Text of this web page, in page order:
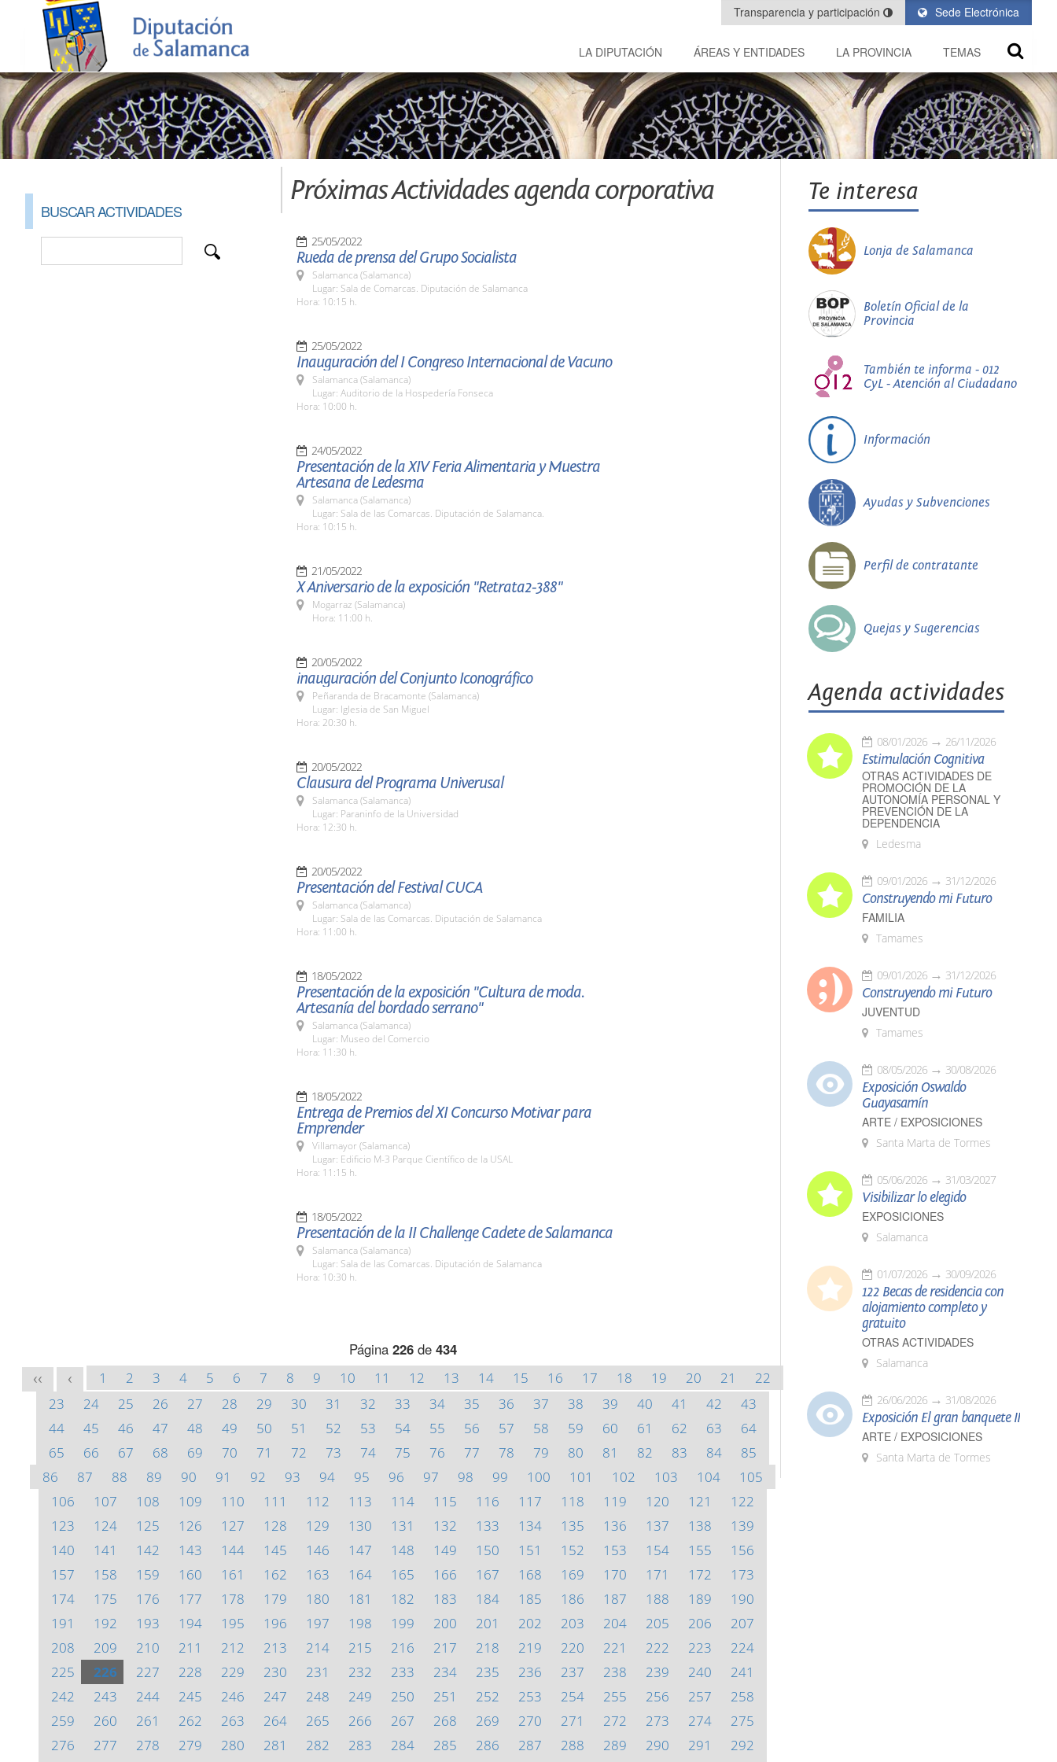
Sede Electrónica
Transparencia y participación
LA DIPUTACIÓN ÁREAS Y ENTIDADES LA PROVINCIA TEMAS
BUSCAR ACTIVIDADES
Próximas Actividades agenda corporativa
25/05/2022
Rueda de prensa del Grupo Socialista
Salamanca (Salamanca)
Lugar: Sala de Comarcas. Diputación de Salamanca
Hora: 10:15 h.
25/05/2022
Inauguración del I Congreso Internacional de Vacuno
Salamanca (Salamanca)
Lugar: Auditorio de la Hospedería Fonseca
Hora: 10:00 h.
24/05/2022
Presentación de la XIV Feria Alimentaria y Muestra
Artesana de Ledesma
Salamanca (Salamanca)
Lugar: Sala de las Comarcas. Diputación de Salamanca.
Hora: 10:15 h.
21/05/2022
X Aniversario de la exposición "Retrata2-388"
Mogarraz (Salamanca)
Hora: 11:00 h.
20/05/2022
inauguración del Conjunto Iconográfico
Peñaranda de Bracamonte (Salamanca)
Lugar: Iglesia de San Miguel
Hora: 20:30 h.
20/05/2022
Clausura del Programa Univerusal
Salamanca (Salamanca)
Lugar: Paraninfo de la Universidad
Hora: 12:30 h.
20/05/2022
Presentación del Festival CUCA
Salamanca (Salamanca)
Lugar: Sala de las Comarcas. Diputación de Salamanca
Hora: 11:00 h.
18/05/2022
Presentación de la exposición "Cultura de moda.
Artesanía del bordado serrano"
Salamanca (Salamanca)
Lugar: Museo del Comercio
Hora: 11:30 h.
18/05/2022
Entrega de Premios del XI Concurso Motivar para
Emprender
Villamayor (Salamanca)
Lugar: Edificio M-3 Parque Científico de la USAL
Hora: 11:15 h.
18/05/2022
Presentación de la II Challenge Cadete de Salamanca
Salamanca (Salamanca)
Lugar: Sala de las Comarcas. Diputación de Salamanca
Hora: 10:30 h.
Página 226de 434
<< < 1 2 3 4 5 6 7 8 9 10 11 12 13 14 15 16 17 18 19 20 21
22
23
24 25 26 27 28 29 30 31 32 33 34 35 36 37 38 39 40 41 42
43
44
45 46 47 48 49 50 51 52 53 54 55 56 57 58 59 60 61 62 63
64
65
66 67 68 69 70 71 72 73 74 75 76 77 78 79 80 81 82 83 84
85
86
87 88 89 90 91 92 93 94 95 96 97 98 99 100 101 102 103 104
105
106
107 108 109 110 111 112 113 114 115 116 117 118 119 120 121
122
123
124 125 126 127 128 129 130 131 132 133 134 135 136 137 138
139
140
141 142 143 144 145 146 147 148 149 150 151 152 153 154 155
156
157
158 159 160 161 162 163 164 165 166 167 168 169 170 171 172
173
174
175 176 177 178 179 180 181 182 183 184 185 186 187 188 189
190
191
192 193 194 195 196 197 198 199 200 201 202 203 204 205 206
207
208
209 210 211 212 213 214 215 216 217 218 219 220 221 222 223
224
225
226 227 228 229 230 231 232 233 234 235 236 237 238 239 240
241
242
243 244 245 246 247 248 249 250 251 252 253 254 255 256 257
258
259
260 261 262 263 264 265 266 267 268 269 270 271 272 273 274
275
276
277 278 279 280 281 282 283 284 285 286 287 288 289 290 291
292
Te interesa
Lonja de Salamanca
Boletín Oficial de la
Provincia
También te informa - 012
CyL - Atención al Ciudadano
Información
Ayudas y Subvenciones
Perfil de contratante
Quejas y Sugerencias
Agenda actividades
08/01/2026 26/11/2026
Estimulación Cognitiva
OTRAS ACTIVIDADES DE
PROMOCIÓN DE LA
AUTONOMÍA PERSONAL Y
PREVENCIÓN DE LA
DEPENDENCIA
Ledesma
09/01/2026 31/12/2026
Construyendo mi Futuro
FAMILIA
Tamames
09/01/2026 31/12/2026
Construyendo mi Futuro
JUVENTUD
Tamames
08/05/2026 30/08/2026
Exposición Oswaldo
Guayasamín
ARTE / EXPOSICIONES
Santa Marta de Tormes
05/06/2026 31/03/2027
Visibilizar lo elegido
EXPOSICIONES
Salamanca
01/07/2026 30/09/2026
122 Becas de residencia con
alojamiento completo y
gratuito
OTRAS ACTIVIDADES
Salamanca
26/06/2026 31/08/2026
Exposición El gran banquete II
ARTE / EXPOSICIONES
Santa Marta de Tormes